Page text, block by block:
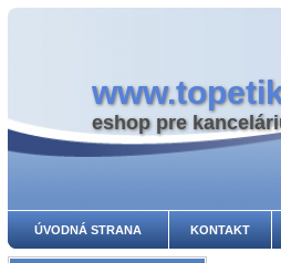
eshop pre
ÚVODNÁ STRANA KONTAKT